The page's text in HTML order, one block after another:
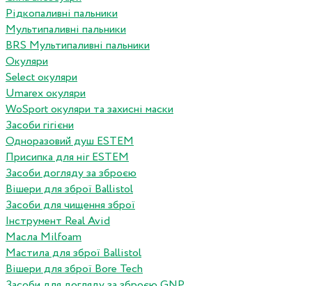
Рідкопаливні пальники
Мультипаливні пальники
BRS Мультипаливні пальники
Окуляри
Select окуляри
Umarex окуляри
WoSport окуляри та захисні маски
Засоби гігієни
Одноразовий душ ESTEM
Присипка для ніг ESTEM
Засоби догляду за зброєю
Вішери для зброї Ballistol
Засоби для чищення зброї
Інструмент Real Avid
Масла Milfoam
Мастила для зброї Ballistol
Вішери для зброї Bore Tech